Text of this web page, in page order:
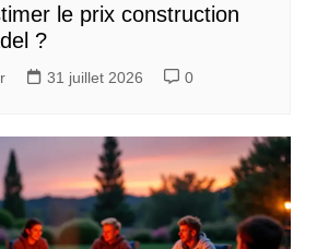
le prix construction
?
31 juillet 2026 0